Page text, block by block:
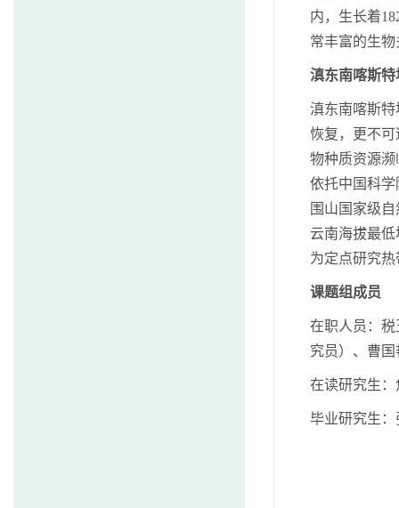
内，生长着
常丰富的生
滇东南喀斯
滇东南喀斯
恢复，更不
物种质资源
依托中国科
围山国家级
云南海拔最
为定点研究
课题组成员
在职人员：
究员）、曹
在读研究生
毕业研究生